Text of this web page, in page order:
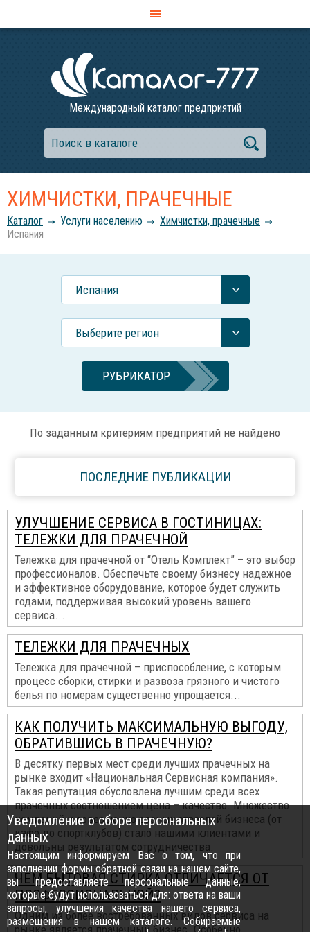
Международный каталог предприятий
ХИМЧИСТКИ, ПРАЧЕЧНЫЕ
Каталог Услуги населению
Химчистки, прачечные
Испания
Испания
Выберите регион
РУБРИКАТОР
По заданным критериям предприятий не найдено
ПОСЛЕДНИЕ ПУБЛИКАЦИИ
УЛУЧШЕНИЕ СЕРВИСА В ГОСТИНИЦАХ:
ТЕЛЕЖКИ ДЛЯ ПРАЧЕЧНОЙ
Тележка для прачечной от “Отель Комплект” – это выбор
профессионалов. Обеспечьте своему бизнесу надежное
и эффективное оборудование, которое будет служить
годами, поддерживая высокий уровень вашего
сервиса...
ТЕЛЕЖКИ ДЛЯ ПРАЧЕЧНЫХ
Тележка для прачечной – приспособление, с которым
процесс сборки, стирки и развоза грязного и чистого
белья по номерам существенно упрощается...
КАК ПОЛУЧИТЬ МАКСИМАЛЬНУЮ ВЫГОДУ,
ОБРАТИВШИСЬ В ПРАЧЕЧНУЮ?
В десятку первых мест среди лучших прачечных на
рынке входит «Национальная Сервисная компания».
Такая репутация обусловлена лучшим среди всех
прачечных соотношением цена – качество. Множество
компаний и совершенно разных отраслей бизнеса (от
кафе до спортклубов) стало нашими клиентами и
довольны результатом сотрудничества.
ЧЕМ БЫТОВАЯ СТИРКА ОТЛИЧАЕТСЯ ОТ
ПРОФЕССИОНАЛЬНОЙ?
Одним из более востребованных видов сервиса на
рынке является прачечный бизнес. Особенно
Уведомление о сборе персональных
данных
Настоящим информируем Вас о том, что при
заполнении формы обратной связи на нашем сайте,
вы предоставляете персональные данные,
которые будут использоваться для: ответа на ваши
запросы, улучшения качества нашего сервиса,
размещения в нашем каталоге. Собираемые